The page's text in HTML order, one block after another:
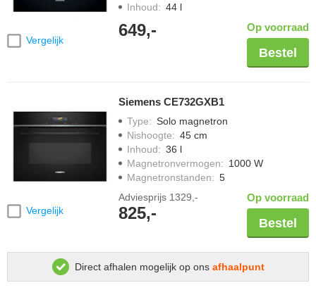
Vergelijk
Inhoud: 44 l
649,- Op voorraad
Bestel
Vergelijk
Siemens CE732GXB1
Type: Solo magnetron
Nishoogte: 45 cm
Inhoud: 36 l
Magnetronvermogen: 1000 W
Magnetronstanden: 5
Adviesprijs 1329,-
825,-
Op voorraad
Bestel
Direct afhalen mogelijk op ons afhaalpunt